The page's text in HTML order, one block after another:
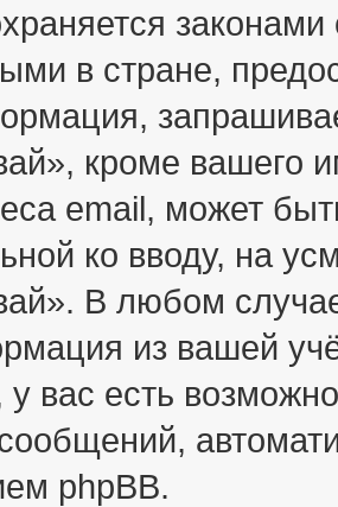
в стране,
кроме вашего
email, может
ко вводу, на
В любом
из вашей
вас есть
phpBB.